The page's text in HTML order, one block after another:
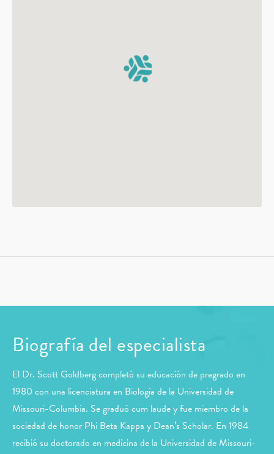
Biografía del especialista
El Dr. Scott Goldberg completó su educación de pregrado en
1980 con una licenciatura en Biología de la Universidad de
Missouri-Columbia. Se graduó cum laude y fue miembro de la
sociedad de honor Phi Beta Kappa y Dean’s Scholar. En 1984
recibió su doctorado en medicina de la Universidad de Missouri-